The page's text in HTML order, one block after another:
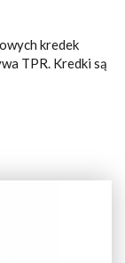
kredek
TPR. Kredki są